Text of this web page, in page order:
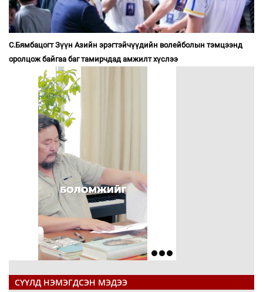
С.Бямбацогт Зүүн Азийн эрэгтэйчүүдийн волейболын тэмцээнд
оролцож байгаа баг тамирчдад амжилт хүслээ
СҮҮЛД НЭМЭГДСЭН МЭДЭЭ